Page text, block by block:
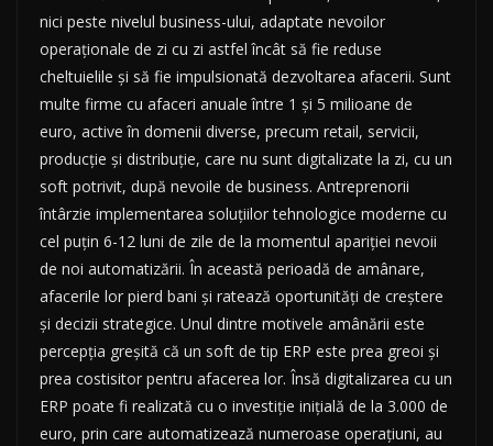
nici peste nivelul business-ului, adaptate nevoilor
operaționale de zi cu zi astfel încât să fie reduse
cheltuielile și să fie impulsionată dezvoltarea afacerii. Sunt
multe firme cu afaceri anuale între 1 și 5 milioane de
euro, active în domenii diverse, precum retail, servicii,
producție și distribuție, care nu sunt digitalizate la zi, cu un
soft potrivit, după nevoile de business. Antreprenorii
întârzie implementarea soluțiilor tehnologice moderne cu
cel puțin 6-12 luni de zile de la momentul apariției nevoii
de noi automatizării. În această perioadă de amânare,
afacerile lor pierd bani și ratează oportunități de creștere
și decizii strategice. Unul dintre motivele amânării este
percepția greșită că un soft de tip ERP este prea greoi și
prea costisitor pentru afacerea lor. Însă digitalizarea cu un
ERP poate fi realizată cu o investiție inițială de la 3.000 de
euro, prin care automatizează numeroase operațiuni, au